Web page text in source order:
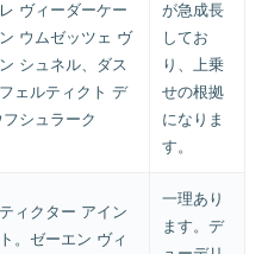
ヴィーダーケー
ウムゼッツェ ヴ
シュネル、ダス
ェルティクト デ
シュラーク
が急成長
してお
り、上乗
せの根拠
になりま
す。
ィクター アイン
。ゼーエン ヴィ
一理あり
ます。デ